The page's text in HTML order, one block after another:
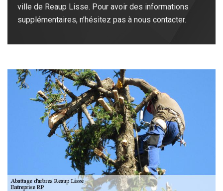
ville de Reaup Lisse. Pour avoir des informations
supplémentaires, n’hésitez pas à nous contacter.